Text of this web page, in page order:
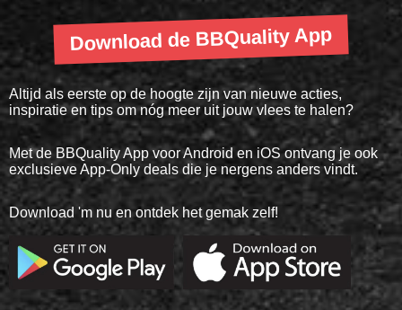
Download de BBQuality App
Altijd als eerste op de hoogte zijn van nieuwe acties,
inspiratie en tips om nóg meer uit jouw vlees te halen?
Met de BBQuality App voor Android en iOS ontvang je ook
exclusieve App-Only deals die je nergens anders vindt.
Download 'm nu en ontdek het gemak zelf!